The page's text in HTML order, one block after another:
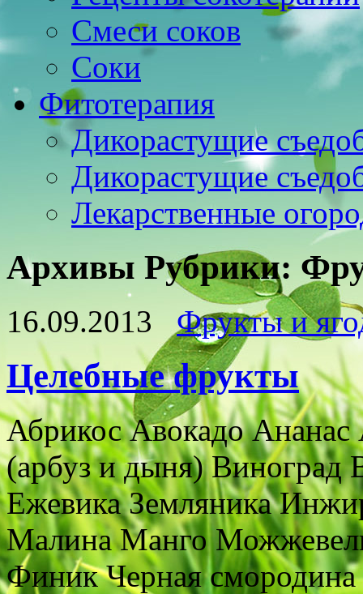
Смеси соков
Соки
Фитотерапия
Дикорастущие
Дикорастущие
Лекарственные
Архивы Рубрики:
16.09.2013 Фрукты и
Целебные фрукты
Абрикос Авокадо Ананас
(арбуз и дыня)
Ежевика Земляника
Малина Манго
Финик Черная